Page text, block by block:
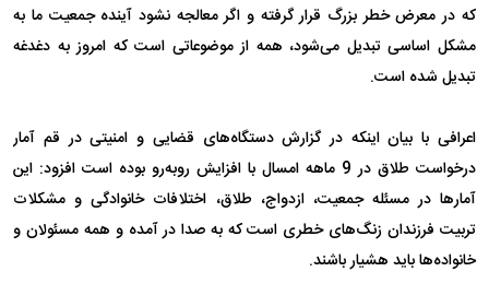
که در معرض خطر بزرگ قرار گرفته و اگر معالجه نشود آینده جمعیت ما به
مشکل اساسی تبدیل می‌شود، همه از موضوعاتی است که امروز به دغدغه
تبدیل شده است.
اعرافی با بیان اینکه در گزارش دستگاه‌های قضایی و امنیتی در قم آمار
درخواست طلاق در 9 ماهه امسال با افزایش روبه‌رو بوده است افزود: این
آمارها در مسئله جمعیت، ازدواج، طلاق، اختلافات خانوادگی و مشکلات
تربیت فرزندان زنگ‌های خطری است که به صدا در آمده و همه مسئولان و
خانواده‌ها باید هشیار باشند.